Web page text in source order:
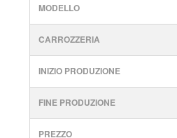
MODELLO
CARROZZERIA
INIZIO PRODUZIONE
FINE PRODUZIONE
PREZZO